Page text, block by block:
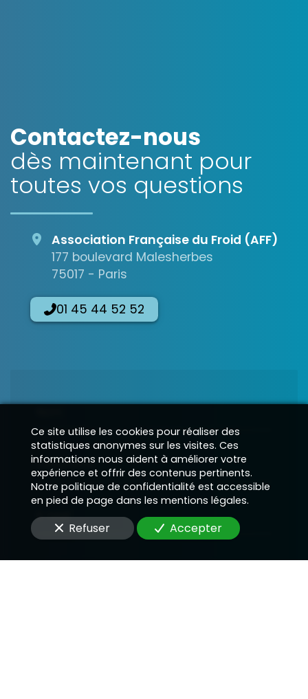
Contactez-nous
dès maintenant pour
toutes vos questions
Téléphone
E-Mail
Association Française du Froid (AFF)
177 boulevard Malesherbes
75017 - Paris
01 45 44 52 52
Ce site utilise les cookies pour réaliser des
statistiques anonymes sur les visites. Ces
informations nous aident à améliorer votre
expérience et offrir des contenus pertinents.
Notre politique de confidentialité est accessible
en pied de page dans les mentions légales.
Refuser Accepter